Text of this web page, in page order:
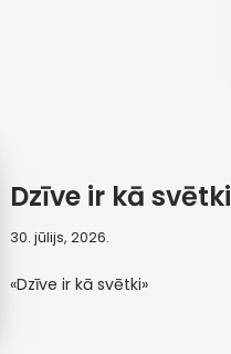
Dzīve ir kā svētki
30. jūlijs, 2026.
«Dzīve ir kā svētki»